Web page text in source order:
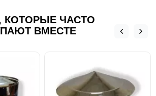
КОТОРЫЕ ЧАСТО
ВМЕСТЕ